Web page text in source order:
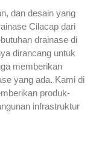
dan desain yang
Cilacap dari
drainase di
dirancang untuk
memberikan
yang ada. Kami di
produk-
infrastruktur